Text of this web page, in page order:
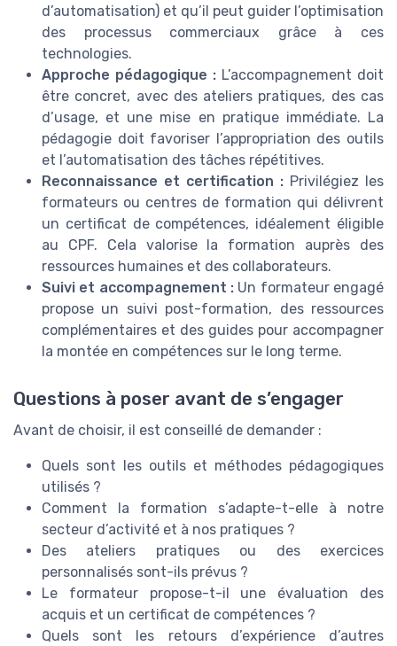
d’automatisation) et qu’il peut guider l’optimisation
des processus commerciaux grâce à ces
technologies.
Approche pédagogique : L’accompagnement doit
être concret, avec des ateliers pratiques, des cas
d’usage, et une mise en pratique immédiate. La
pédagogie doit favoriser l’appropriation des outils
et l’automatisation des tâches répétitives.
Reconnaissance et certification : Privilégiez les
formateurs ou centres de formation qui délivrent
un certificat de compétences, idéalement éligible
au CPF. Cela valorise la formation auprès des
ressources humaines et des collaborateurs.
Suivi et accompagnement : Un formateur engagé
propose un suivi post-formation, des ressources
complémentaires et des guides pour accompagner
la montée en compétences sur le long terme.
Questions à poser avant de s’engager
Avant de choisir, il est conseillé de demander :
Quels sont les outils et méthodes pédagogiques
utilisés ?
Comment la formation s’adapte-t-elle à notre
secteur d’activité et à nos pratiques ?
Des ateliers pratiques ou des exercices
personnalisés sont-ils prévus ?
Le formateur propose-t-il une évaluation des
acquis et un certificat de compétences ?
Quels sont les retours d’expérience d’autres